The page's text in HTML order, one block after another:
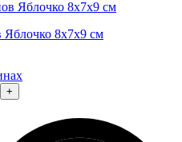
8х7х9 см
+